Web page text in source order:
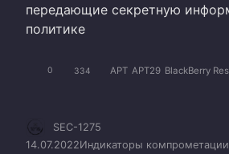
передающие секретную
политике
0 334 APT APT29 BlackBerry
SEC-1275
14.07.2022Индикаторы компрометации